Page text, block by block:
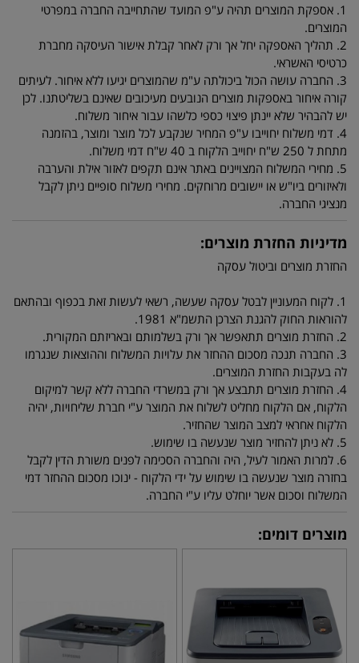
1. אספקת המוצרים תהיה ע"פ המועד שהתחייבה החברה במפרטי
המוצרים.
2. תהליך האספקה יחל אך ורק לאחר קבלת אישור העיסקה מחברת
כרטיסי האשראי.
3. החברה עושה הכול ביכולתה ע"מ שהמוצרים יגיעו ללא איחור. לעיתים
קורה איחור באספקות מוצרים הנובעים מעיכובים שאינם בשליטתנו. לכן
יש להבהיר שלא יינתן פיצוי כספי כלשהו עבור איחור משלוח.
4. דמי משלוח יחוייבו ע"פ המחיר שנקבע לכל מוצר ומוצר, בהזמנה
מתחת ל 250 ש"ח יחוייב הלקוח ב 40 ש"ח דמי משלוח.
5. מחירי המשלוח המצויינים באתר אינם תקפים לאזור אילת והערבה
ולאיזורים ביו"ש או יישובים מרוחקים. מחירי משלוח סופיים ניתן לקבל
מנציגי החברה.
מדיניות החזרת מוצרים:
החזרת מוצרים וביטול עסקה
1. לקוח המעוניין לבטל עסקה שעשה, רשאי לעשות זאת בכפוף ובהתאם
להוראות החוק להגנת הצרכן התשמ"א 1981.
2. החזרת מוצרים תתאפשר אך ורק בשלמותם ובאריזתם המקורית.
3. החברה תנכה מסכום ההחזר את עלויות המשלוח וההוצאות שנגרמו
לה בעקבות החזרת המוצרים.
4. החזרת מוצרים תתבצע אך ורק במשרדי החברה ללא קשר למיקום
הלקוח, אם הלקוח מחליט לשלוח את המוצר ע"י חברת שליחויות, יהיה
הלקוח אחראי למצב המוצר שהחזיר.
5. לא ניתן להחזיר מוצר שנעשה בו שימוש.
6. למרות האמור לעיל, היה והחברה הסכימה לפנים משורת הדין לקבל
בחזרה מוצר שנעשה בו שימוש על ידי הלקוח - ינוכו מסכום ההחזר דמי
המשלוח וסכום אשר יוחלט עליו ע"י החברה.
מוצרים דומים: